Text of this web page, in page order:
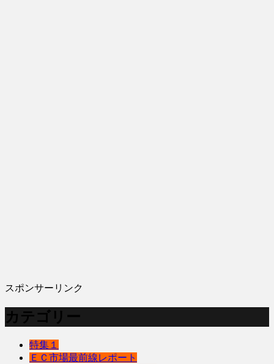
スポンサーリンク
カテゴリー
特集１
ＥＣ市場最前線レポート